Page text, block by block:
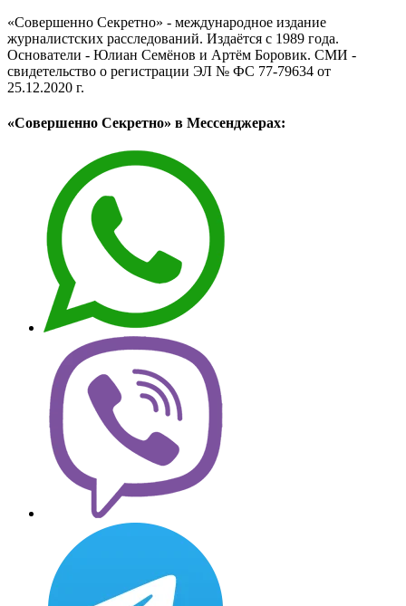
«Совершенно Секретно» - международное издание
журналистских расследований. Издаётся с 1989 года.
Основатели - Юлиан Семёнов и Артём Боровик. CМИ -
свидетельство о регистрации ЭЛ № ФС 77-79634 от
25.12.2020 г.
«Совершенно Секретно» в Мессенджерах: